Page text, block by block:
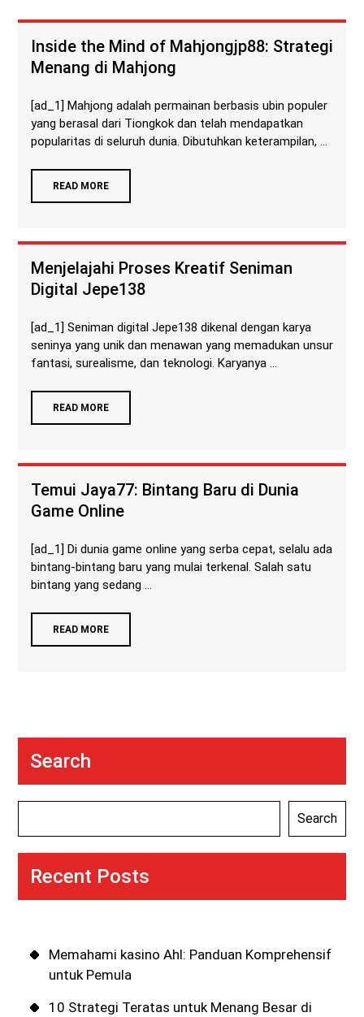
Inside the Mind of Mahjongjp88: Strategi
Menang di Mahjong
[ad_1] Mahjong adalah permainan berbasis ubin populer
yang berasal dari Tiongkok dan telah mendapatkan
popularitas di seluruh dunia. Dibutuhkan keterampilan, ...
READ MORE
Menjelajahi Proses Kreatif Seniman
Digital Jepe138
[ad_1] Seniman digital Jepe138 dikenal dengan karya
seninya yang unik dan menawan yang memadukan unsur
fantasi, surealisme, dan teknologi. Karyanya ...
READ MORE
Temui Jaya77: Bintang Baru di Dunia
Game Online
[ad_1] Di dunia game online yang serba cepat, selalu ada
bintang-bintang baru yang mulai terkenal. Salah satu
bintang yang sedang ...
READ MORE
Search
Search
Recent Posts
Memahami kasino Ahl: Panduan Komprehensif
untuk Pemula
10 Strategi Teratas untuk Menang Besar di